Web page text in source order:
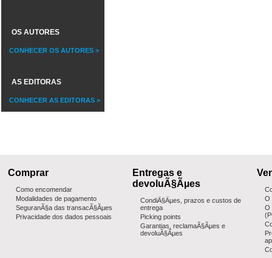
OS AUTORES
CONHECER OS AUTORES >
AS EDITORAS
CONHECER AS EDITORAS >
Comprar
Como encomendar
Modalidades de pagamento
SeguranÃ§a das transacÃ§Ãµes
Privacidade dos dados pessoais
Entregas e
devoluÃ§Ãµes
CondiÃ§Ãµes, prazos e custos de
entrega
Picking points
Garantias, reclamaÃ§Ãµes e
devoluÃ§Ãµes
O
O